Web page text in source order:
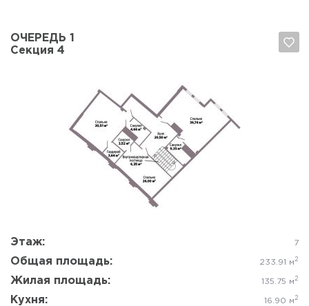
ОЧЕРЕДЬ 1
Секция 4
Этаж: 7
Общая площадь: 233.91 м 2
Жилая площадь: 135.75 м 2
Кухня: 16.90 м 2
Да, удалить Отмена